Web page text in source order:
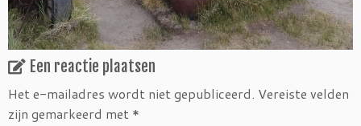
Een reactie plaatsen
Het e-mailadres wordt niet gepubliceerd. Vereiste velden
zijn gemarkeerd met *